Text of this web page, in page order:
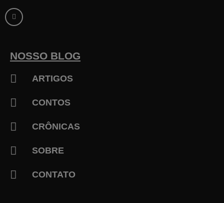
a
c
e
k
-
NOSSO BLOG
ARTIGOS
CONTOS
CRÔNICAS
SOBRE
CONTATO